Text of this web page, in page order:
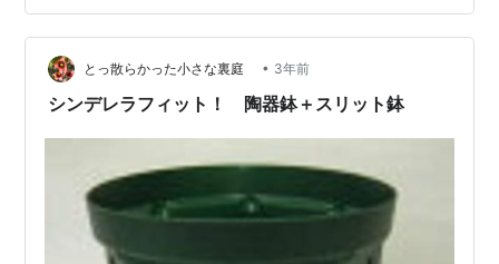
いますが 下記リンクにあるオンラインショップでも販売
してますのでぜひご来店ください。 イギリス アピタマリ
ナー プレミアム釉薬鉢 ホワイト Mサイズ Apta Marriner
…
とっ散らかった小さな裏庭 • 3年前
シンデレラフィット！ 陶器鉢＋スリット鉢